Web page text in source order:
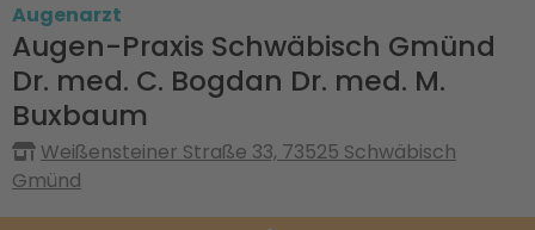
Augenarzt
Augen-Praxis Schwäbisch Gmünd
Dr. med. C. Bogdan Dr. med. M.
Buxbaum
Weißensteiner Straße 33, 73525 Schwäbisch
Gmünd